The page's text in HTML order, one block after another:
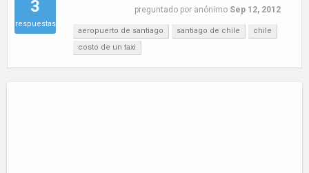
3
respuestas
preguntado por anónimo Sep 12, 2012
aeropuerto de santiago santiago de chile
chile
costo de un taxi